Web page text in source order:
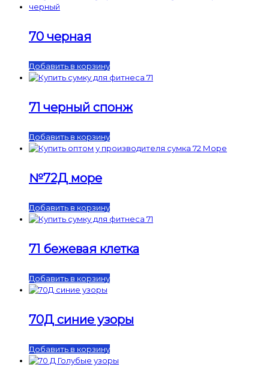
70 черная
Добавить в корзину
71 черный спонж
Добавить в корзину
№72Д море
Добавить в корзину
71 бежевая клетка
Добавить в корзину
70Д синие узоры
Добавить в корзину